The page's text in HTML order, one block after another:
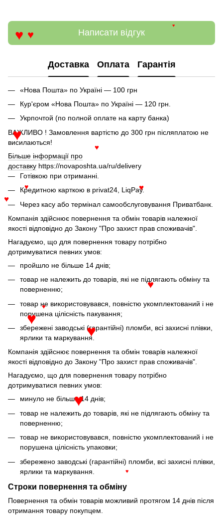
Написати відгук
Доставка Оплата Гарантія
«Нова Пошта» по Україні — 100 грн
Кур'єром «Нова Пошта» по Україні — 120 грн.
Укрпочтой (по полной оплате на карту банка)
ВАЖЛИВО ! Замовлення вартістю до 300 грн післяплатою не
висилаються!
Більше інформації про
доставку https://novaposhta.ua/ru/delivery
Готівкою при отриманні.
Кредитною карткою в privat24, LiqPay.
Через касу або термінал самообслуговування Приватбанк.
Компанія здійснює повернення та обмін товарів належної
якості відповідно до Закону "Про захист прав споживачів".
Нагадуємо, що для повернення товару потрібно
дотримуватися певних умов:
пройшло не більше 14 днів;
товар не належить до товарів, які не підлягають обміну та
поверненню;
товар не використовувався, повністю укомплектований і не
порушена цілісність пакування;
збережені заводські (гарантійні) пломби, всі захисні плівки,
ярлики та маркування.
Компанія здійснює повернення та обмін товарів належної
якості відповідно до Закону "Про захист прав споживачів".
Нагадуємо, що для повернення товару потрібно
дотримуватися певних умов:
минуло не більше 14 днів;
товар не належить до товарів, які не підлягають обміну та
поверненню;
товар не використовувався, повністю укомплектований і не
порушена цілісність упаковки;
збережено заводські (гарантійні) пломби, всі захисні плівки,
ярлики та маркування.
Строки повернення та обміну
Повернення та обмін товарів можливий протягом 14 днів після
отримання товару покупцем.
♥
♥
♥
♥
♥
♥
♥
♥
♥
♥
♥
♥